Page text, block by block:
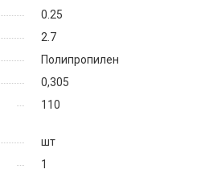
0.25
2.7
Полипропилен
0,305
110
шт
1